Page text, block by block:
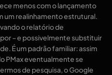
menos com o lançamento
um realinhamento estrutural.
o relatório de
– e possivelmente substituir
É um padrão familiar: assim
PMax eventualmente se
de pesquisa, o Google